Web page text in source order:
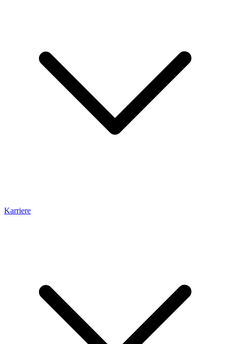
Karriere